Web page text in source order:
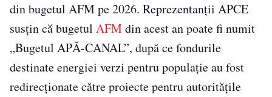
din bugetul AFM pe 2026. Reprezentanții APCE
susțin că bugetul AFMdin acest an poate fi numit
„Bugetul APĂ-CANAL”, după ce fondurile
destinate energiei verzi pentru populație au fost
redirecționate către proiecte pentru autoritățile